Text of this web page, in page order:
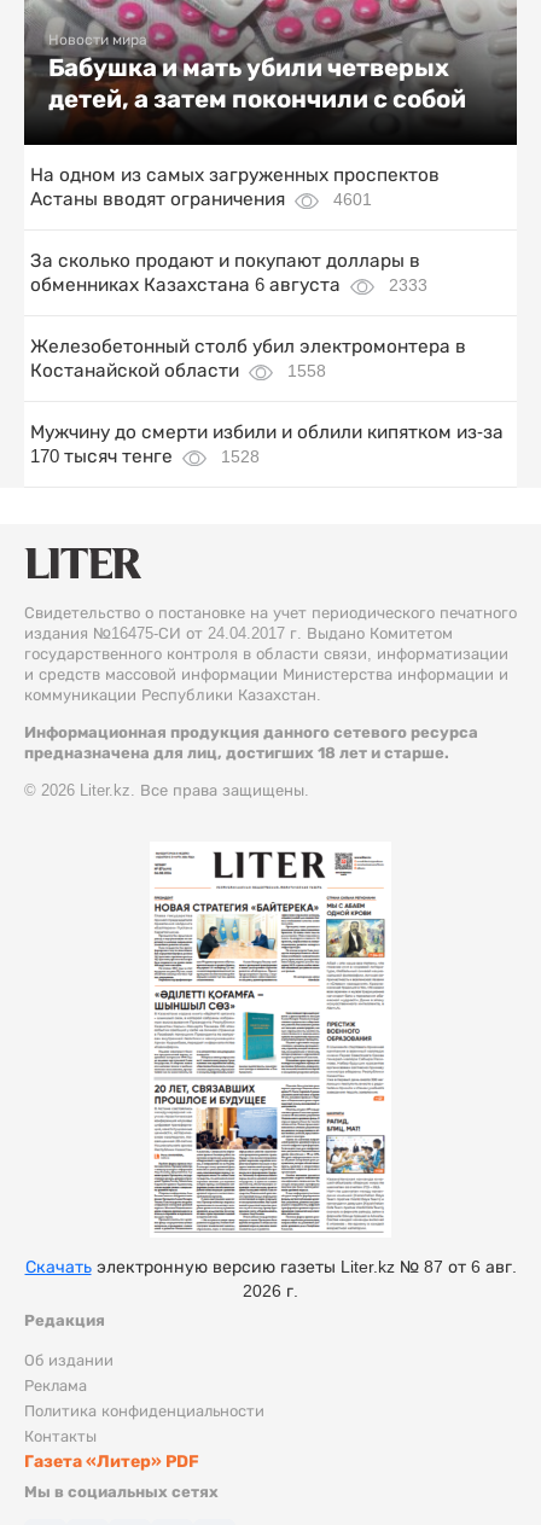
Новости мира
Бабушка и мать убили четверых
детей, а затем покончили с собой
На одном из самых загруженных проспектов
Астаны вводят ограничения
4601
За сколько продают и покупают доллары в
обменниках Казахстана 6 августа
2333
Железобетонный столб убил электромонтера в
Костанайской области
1558
Мужчину до смерти избили и облили кипятком из-за
170 тысяч тенге
1528
Свидетельство о постановке на учет периодического печатного
издания №16475-СИ от 24.04.2017 г. Выдано Комитетом
государственного контроля в области связи, информатизации
и средств массовой информации Министерства информации и
коммуникации Республики Казахстан.
Информационная продукция данного сетевого ресурса
предназначена для лиц, достигших 18 лет и старше.
© 2026 Liter.kz. Все права защищены.
Редакция
Об издании
Реклама
Политика конфиденциальности
Контакты
Газета «Литер» PDF
Мы в социальных сетях
Скачатьэлектронную версию газеты Liter.kz № 87 от 6 авг.
2026 г.